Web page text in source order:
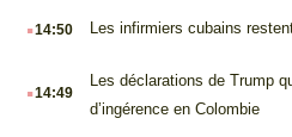
.14:50 Les infirmiers cubains
.14:49
Les déclarations de Trump
d’ingérence en Colombie